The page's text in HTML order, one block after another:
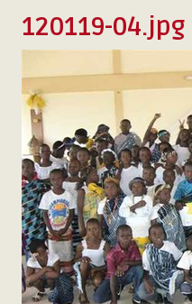
MISSION
MULTIMÉDIA
P. AUGUSTE ETCHÉCOPAR
120119-04.jpg